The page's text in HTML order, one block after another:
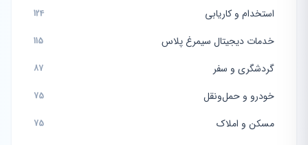
استخدام و کاریابی 124
خدمات دیجیتال سیمرغ پلاس 115
گردشگری و سفر 87
خودرو و حمل‌ونقل 75
مسکن و املاک 75